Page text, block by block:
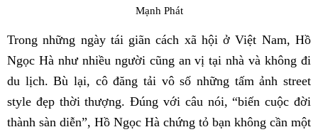
Mạnh Phát
Trong những ngày tái giãn cách xã hội ở Việt Nam, Hồ
Ngọc Hà như nhiều người cũng an vị tại nhà và không đi
du lịch. Bù lại, cô đăng tải vô số những tấm ảnh street
style đẹp thời thượng. Đúng với câu nói, “biến cuộc đời
thành sàn diễn”, Hồ Ngọc Hà chứng tỏ bạn không cần một